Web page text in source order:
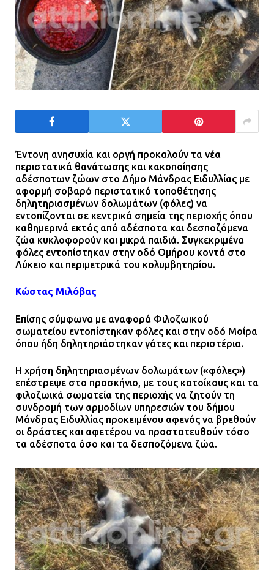
Τηλεφωνικές απάτες με λεία
130.000 ευρώ στην Αττική
13.07.2026 | 20:44
τους σοβαρά εγκαυματίες της
μεγάλης έκρηξης στο εργοστάσιο
Άργος: Στη φυλακή οι δύο
αστυνομικοί για τους
πυροβολισμούς κατά του 20χρονου
με αναπηρία
11.07.2026 | 22:59
Ένα πουλί «υπεύθυνο» για την
πρωινή διακοπή ρεύματος στη
Μάνδρα
09.07.2026 | 11:12
Ασπρόπυργο – Ήχησε το 112
09.07.2026 | 09:19
Δίωξη για απόπειρα
ανθρωποκτονίας στους δύο
08.07.2026 | 22:30
Ομαδικός βιασμός 19χρονης στο
Α.Τ. Ομονοίας: Ο Εισαγγελέας
πρότεινε την αθώωση των
αστυνομικών
Έντονη ανησυχία και οργή προκαλούν τα νέα
περιστατικά θανάτωσης και κακοποίησης
αδέσποτων ζώων στο Δήμο Μάνδρας Ειδυλλίας με
αφορμή σοβαρό περιστατικό τοποθέτησης
δηλητηριασμένων δολωμάτων (φόλες) να
εντοπίζονται σε κεντρικά σημεία της περιοχής όπου
καθημερινά εκτός από αδέσποτα και δεσποζόμενα
ζώα κυκλοφορούν και μικρά παιδιά. Συγκεκριμένα
φόλες εντοπίστηκαν στην οδό Ομήρου κοντά στο
Λύκειο και περιμετρικά του κολυμβητηρίου.
Κώστας Μιλόβας
Επίσης σύμφωνα με αναφορά Φιλοζωικού
σωματείου εντοπίστηκαν φόλες και στην οδό Μοίρα
όπου ήδη δηλητηριάστηκαν γάτες και περιστέρια.
Η χρήση δηλητηριασμένων δολωμάτων («φόλες»)
επέστρεψε στο προσκήνιο, με τους κατοίκους και τα
φιλοζωικά σωματεία της περιοχής να ζητούν τη
συνδρομή των αρμοδίων υπηρεσιών του δήμου
Μάνδρας Ειδυλλίας προκειμένου αφενός να βρεθούν
οι δράστες και αφετέρου να προστατευθούν τόσο
τα αδέσποτα όσο και τα δεσποζόμενα ζώα.